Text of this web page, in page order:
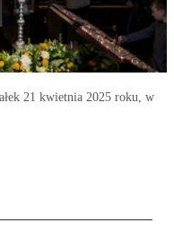
21 kwietnia 2025 roku, w